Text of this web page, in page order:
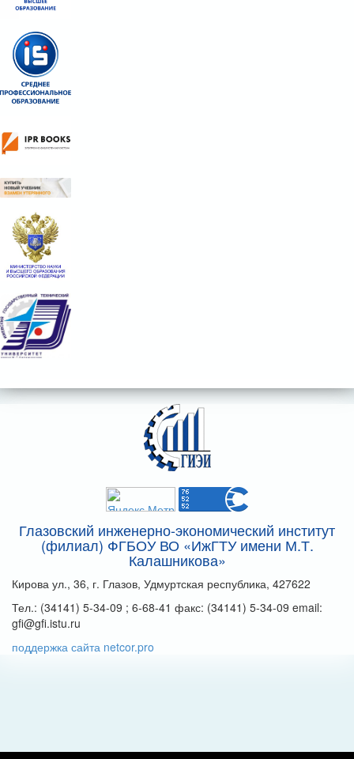
Глазовский инженерно-экономический институт
(филиал) ФГБОУ ВО «ИжГТУ имени М.Т.
Калашникова»
Кирова ул., 36, г. Глазов, Удмуртская республика, 427622
Тел.: (34141) 5-34-09 ; 6-68-41 факс: (34141) 5-34-09 email:
gfi@gfi.istu.ru
поддержка сайта netcor.pro